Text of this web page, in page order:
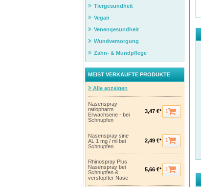
Tiergesundheit
Vegan
Venengesundheit
Wundversorgung
Zahn- & Mundpflege
MEIST VERKAUFTE PRODUKTE
Alle anzeigen
Nasenspray-
ratiopharm
Erwachsene - bei
Schnupfen
3,47 €* 1
Nasenspray sine
AL 1 mg / ml bei
Schnupfen
2,49 €* 1
Rhinospray Plus
Nasenspray bei
Schnupfen &
verstopfter Nase
5,66 €* 1